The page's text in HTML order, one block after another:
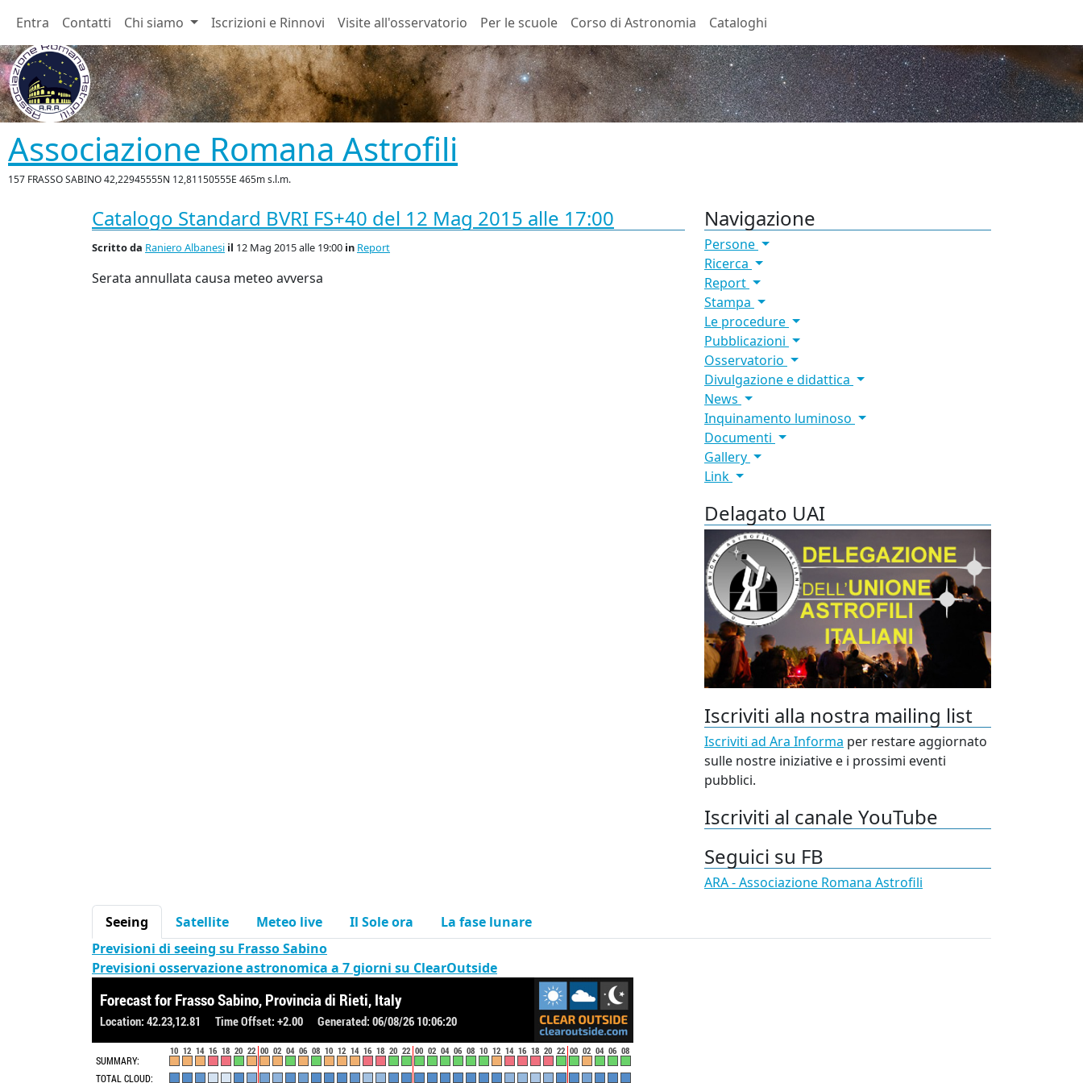
Entra Contatti Chi siamo Iscrizioni e Rinnovi Visite all'osservatorio Per le scuole Corso di Astronomia Cataloghi
Associazione Romana Astrofili
157 FRASSO SABINO 42,22945555N 12,81150555E 465m s.l.m.
Catalogo Standard BVRI FS+40 del 12 Mag 2015 alle 17:00
Scrittoda Raniero Albanesi il 12 Mag 2015 alle 19:00 in Report
Serata annullata causa meteo avversa
Navigazione
Persone
Ricerca
Report
Stampa
Le procedure
Pubblicazioni
Osservatorio
Divulgazione e didattica
News
Inquinamento luminoso
Documenti
Gallery
Link
Delagato UAI
Iscriviti alla nostra mailing list
Iscriviti ad Ara Informa per restare aggiornato
sulle nostre iniziative e i prossimi eventi
pubblici.
Iscriviti al canale YouTube
Seguici su FB
ARA - Associazione Romana Astrofili
Seeing Satellite Meteo live Il Sole ora
La fase lunare
Previsioni di seeing su Frasso Sabino
Previsioni osservazione astronomica a 7 giorni su ClearOutside